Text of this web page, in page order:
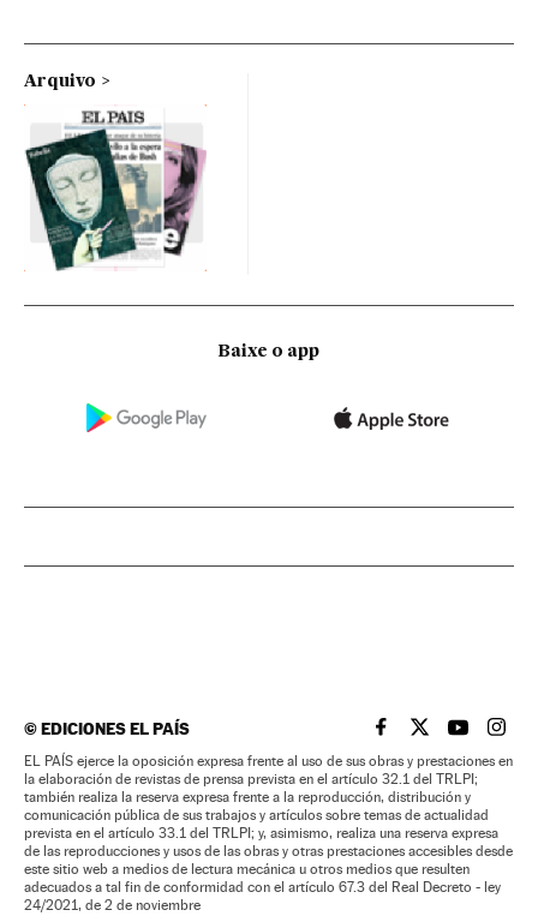
Arquivo
Baixe o app
©EDICIONES EL PAÍS EL PAÍS BRASIL EN
EL PAÍSEL PAÍS
EL
EL PAÍS ejerce la oposición expresa frente al uso de sus obras y prestaciones en
la elaboración de revistas de prensa prevista en el artículo 32.1 del TRLPI;
también realiza la reserva expresa frente a la reproducción, distribución y
comunicación pública de sus trabajos y artículos sobre temas de actualidad
prevista en el artículo 33.1 del TRLPI; y, asimismo, realiza una reserva expresa
de las reproducciones y usos de las obras y otras prestaciones accesibles desde
este sitio web a medios de lectura mecánica u otros medios que resulten
adecuados a tal fin de conformidad con el artículo 67.3 del Real Decreto - ley
24/2021, de 2 de noviembre